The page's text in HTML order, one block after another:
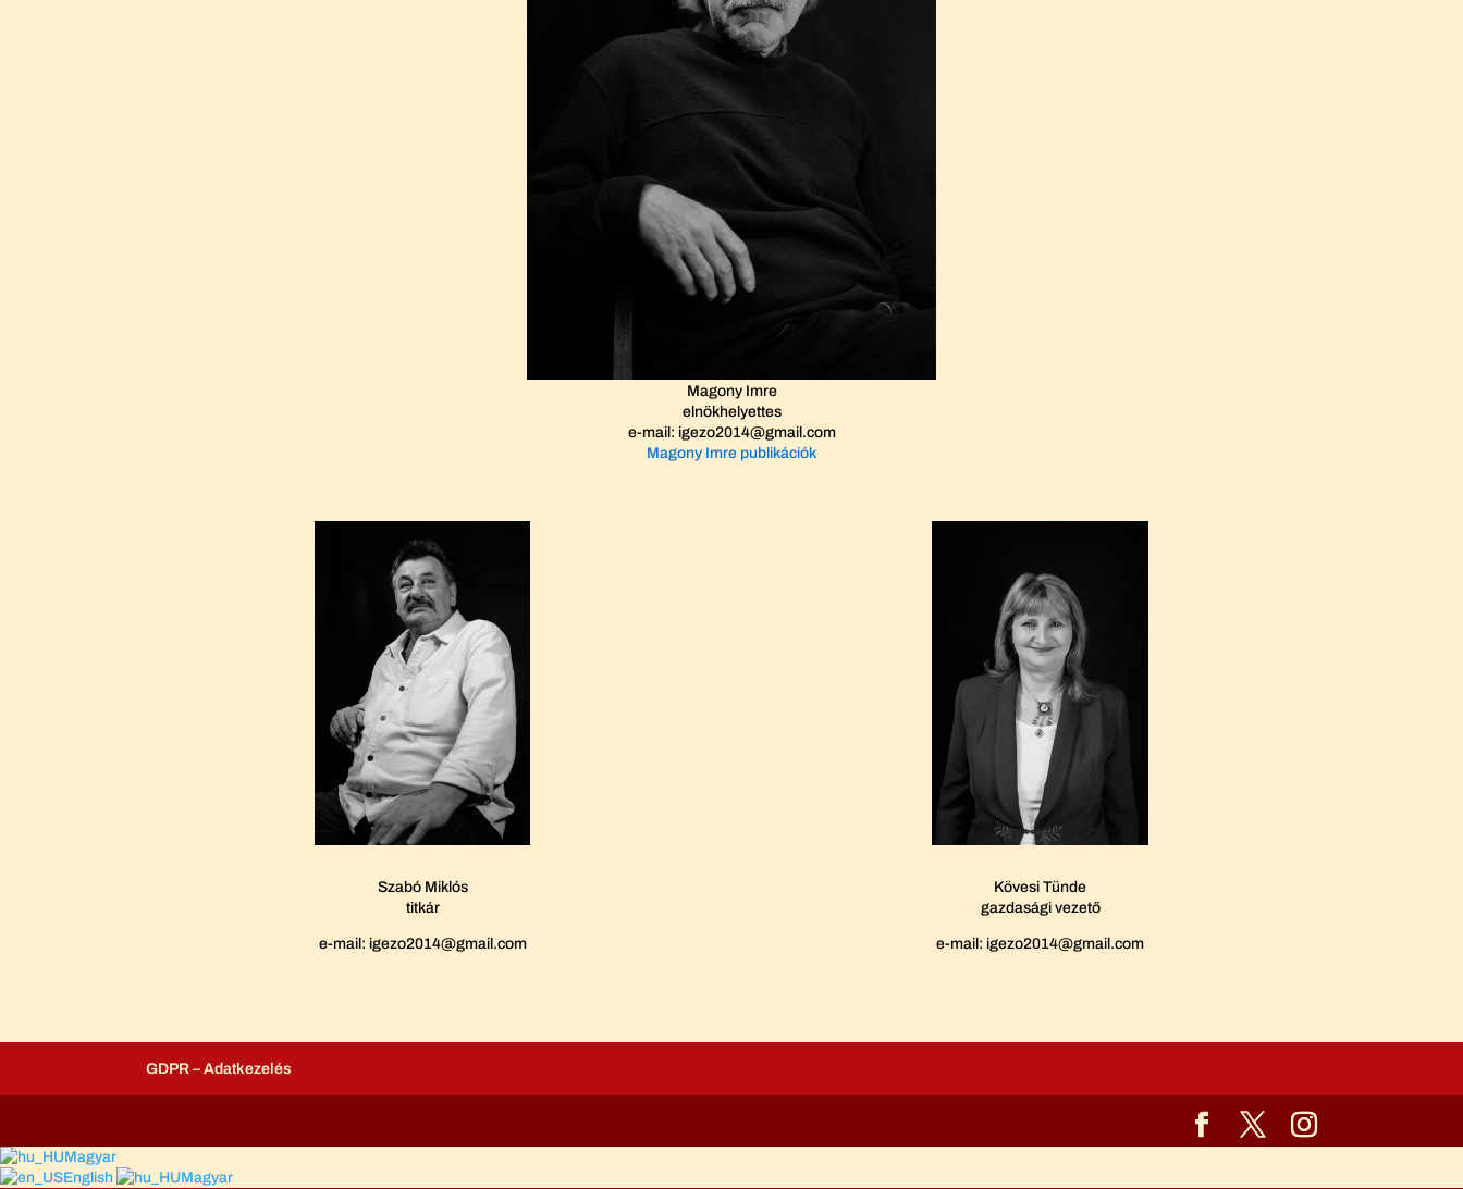
Magony Imre
elnökhelyettes
e-mail: igezo2014@gmail.com
Magony Imre publikációk
Szabó Miklós
titkár
e-mail: igezo2014@gmail.com
Kövesi Tünde
gazdasági vezető
e-mail: igezo2014@gmail.com
GDPR – Adatkezelés
Magyar
English
Magyar